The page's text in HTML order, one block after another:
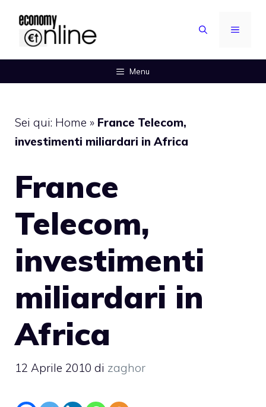
contenuto
MENU
Menu
Sei qui: Home » France Telecom,
investimenti miliardari in Africa
France
Telecom,
investimenti
miliardari in
Africa
12 Aprile 2010 di zaghor